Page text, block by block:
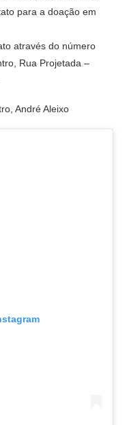
para a doação em
através do número
Rua Projetada –
André Aleixo